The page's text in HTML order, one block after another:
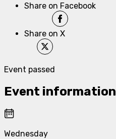
Share on Facebook
Share on X
Event passed
Event information
Wednesday